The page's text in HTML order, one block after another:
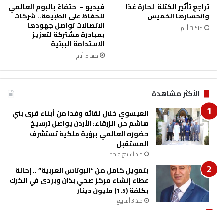
تراجع تأثير الكتلة الحارة غدًا
وانحسارها الخميس
منذ 3 أيام
فيديو – احتفاءً باليوم العالمي
للحفاظ على الطبيعة.. شركات
الاتصالات تواصل جهودها
بمبادرة مشتركة لتعزيز
الاستدامة البيئية
منذ 5 أيام
الأكثر مشاهدة
العيسوي خلال لقائه وفدا من أبناء قرى بني
هاشم من الزرقاء: الأردن يواصل ترسيخ
حضوره العالمي برؤية ملكية تستشرف
المستقبل
منذ أسبوع واحد
بتمويل كامل من “البوتاس العربية” .. إحالة
عطاء إنشاء مركز صحي بذان وبردى في الكرك
بكلفة (1.5) مليون دينار
منذ 3 أسابيع